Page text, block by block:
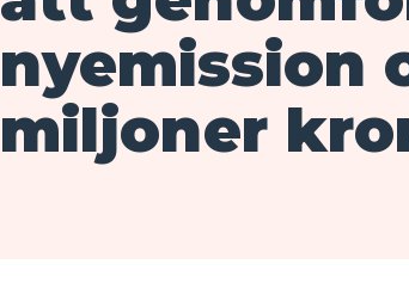
nyemission
miljoner